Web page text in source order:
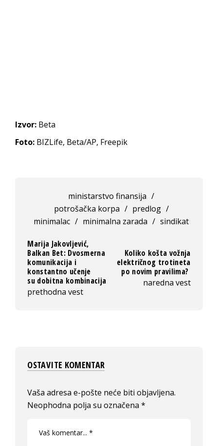
Izvor: Beta
Foto: BIZLife, Beta/AP, Freepik
ministarstvo finansija /
potrošačka korpa / predlog /
minimalac / minimalna zarada / sindikat
Marija Jakovljević,
Balkan Bet: Dvosmerna
komunikacija i
konstantno učenje
su dobitna kombinacija
prethodna vest
Koliko košta vožnja
električnog trotineta
po novim pravilima?
naredna vest
OSTAVITE KOMENTAR
Vaša adresa e-pošte neće biti objavljena.
Neophodna polja su označena*